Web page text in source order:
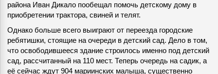
района Иван Дикало пообещал помочь детскому дому в
приобретении трактора, свиней и телят.
Однако больше всего выиграют от переезда городские
ребятишки, стоящие на очереди в детский сад. Дело в том,
что освободившееся здание строилось именно под детский
сад, рассчитанный на 110 мест. Теперь очередь на садик, а
её сейчас ждут 904 мариинских малыша, существенно